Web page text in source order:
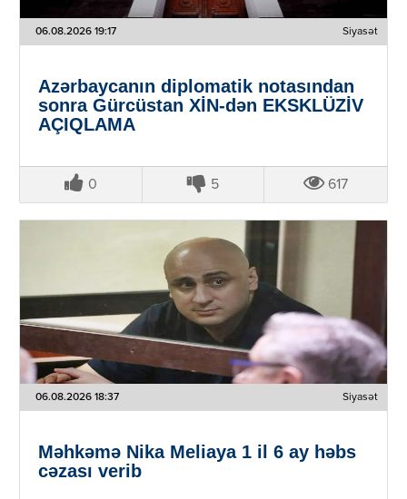
06.08.2026 19:17 Siyasət
Azərbaycanın diplomatik notasından
sonra Gürcüstan XİN-dən EKSKLÜZİV
AÇIQLAMA
0 5 617
06.08.2026 18:37 Siyasət
Məhkəmə Nika Meliaya 1 il 6 ay həbs
cəzası verib